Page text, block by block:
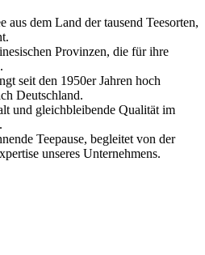
aus dem Land der tausend Teesorten,
Provinzen, die für ihre
seit den 1950er Jahren hoch
Deutschland.
und gleichbleibende Qualität im
Teepause, begleitet von der
unseres Unternehmens.